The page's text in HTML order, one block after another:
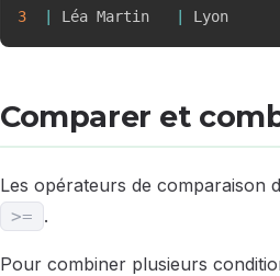
3
Léa Martin Lyon
Comparer et
Les opérateurs de comparaison
>= .
Pour combiner plusieurs